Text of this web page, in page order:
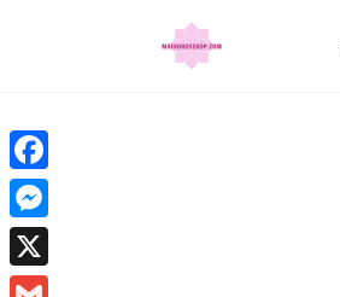
Facebook
Messenger
X